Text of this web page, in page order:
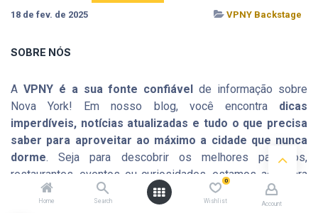
Home Search
0
Wishlist Account
18 de fev. de 2025 VPNY Backstage
SOBRE NÓS
A VPNY é a sua fonte confiável de informação sobre
Nova York! Em nosso blog, você encontra dicas
imperdíveis, notícias atualizadas e tudo o que precisa
saber para aproveitar ao máximo a cidade que nunca
dorme. Seja para descobrir os melhores passeios,
restaurantes, eventos ou curiosidades, estamos aqui para
tornar a sua experiência em NY ainda mais especial.